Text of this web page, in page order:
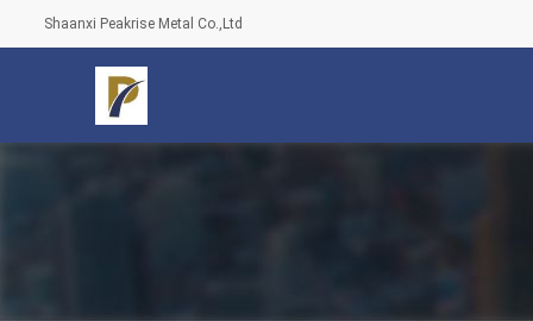
Shaanxi Peakrise Metal Co.,Ltd